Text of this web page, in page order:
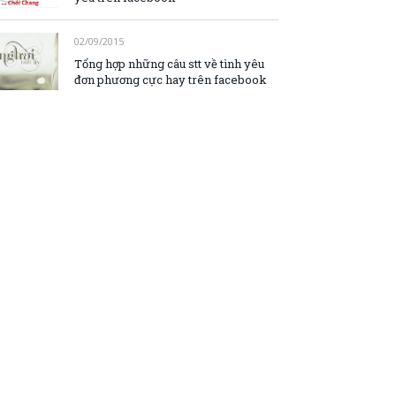
02/09/2015
Tổng hợp những câu stt về tình yêu
đơn phương cực hay trên facebook